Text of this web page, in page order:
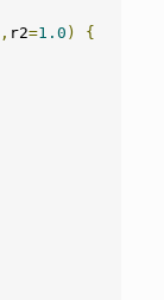
, r2=1.0 )
{